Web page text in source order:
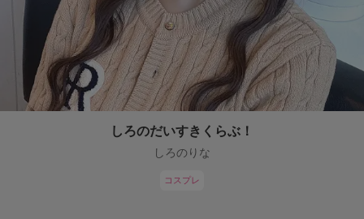
しろのだいすきくらぶ！
しろのりな
コスプレ